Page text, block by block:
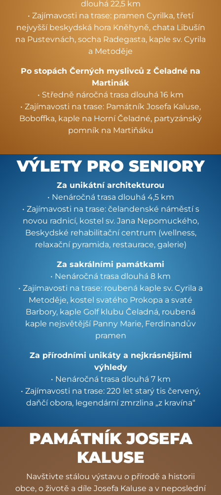
dlouhá 22,5 km
• Zajímavosti na trase: pramen Cyrilka, třetí
nejvyšší beskydská hora Kněhyně, chata Libušín
na Pustevnách, socha Radegasta, kaple sv. Cyrila
a Metoděje
Po stopách Černých myslivců z Čeladné na
Martinák
• Středně náročná trasa dlouhá 16 km
• Zajímavosti na trase: Památník Josefa Kaluse,
Boboffka, kaple na Horní Čeladné, partyzánský
pomník na Martiňáku
VÝLETY PRO SENIORY
Za unikátní architekturou
• Nenáročná trasa dlouhá 4,5 km
• Zajímavosti na trase: čelandenské náměstí s
novou radnicí, kostel sv. Jana Nepomuckého,
Beskydské rehabilitační centrum (wellness,
relaxační pyramida, restaurace, galerie)
Za sakrálními památkami
• Nenáročná trasa dlouhá 8 km
• Zajímavosti na trase: roubená kaple sv. Cyrila a
Metoděje, kostel svatého Prokopa a svaté
Barbory, kaple Golf klubu Čeladná, roubená
kaple nejsvětější Panny Marie, Ferdinandův
pramen
Za přírodními unikáty a nejkrásnějšími
výhledy
• Nenáročná trasa dlouhá 7 km
• Zajímavosti na trase: 220 let starý tis červený,
daňčí obora, legendární zmrzlina „z kravína“
PAMÁTNÍK JOSEFA
KALUSE
Navštivte stálou výstavu o přírodě a historii
obce, o životě a díle Josefa Kaluse a v neposlední